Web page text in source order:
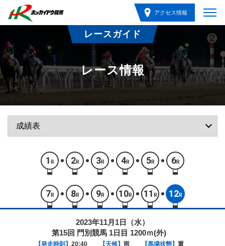
アクセス情報
レースガイド
レース情報
1 R 2R 3R 4R 5R 6R
7 R 8R 9R 10R 11 R 12R
2023年11月1日（水）
第15回 門別競馬 1日目 1200ｍ(外)
【発走時刻】 20:40 【天候】 雨 【馬場状態】 重